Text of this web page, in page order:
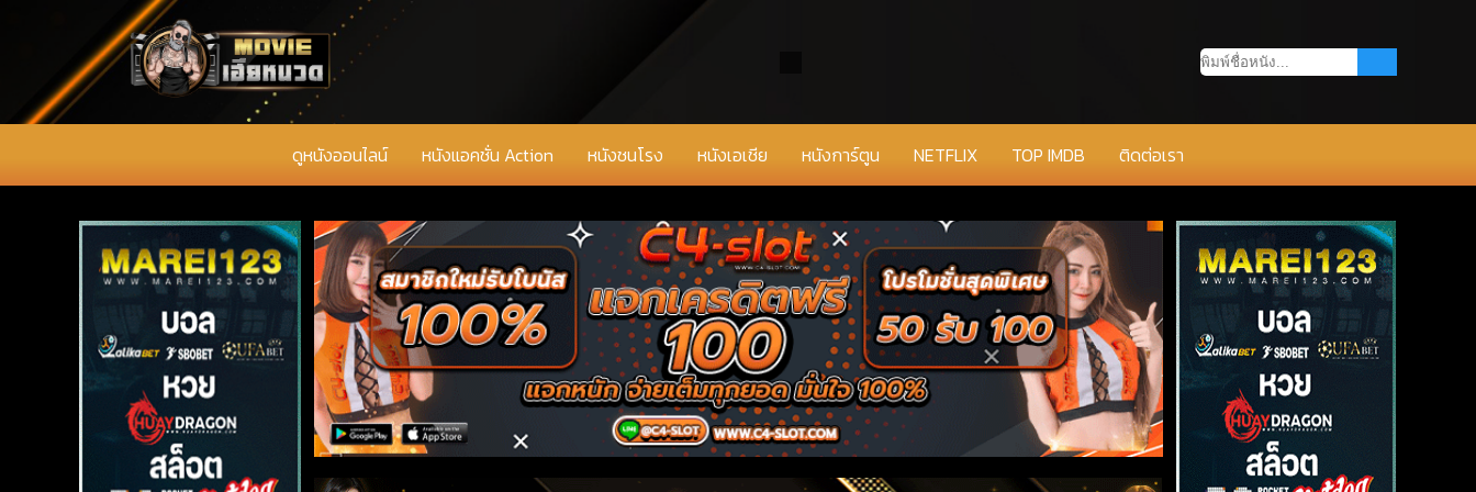
ดูหนังออนไลน์ หนังแอคชั่น Action หนังชนโรง หนังเอเชีย หนังการ์ตูน NETFLIX TOP IMDB ติดต่อเรา